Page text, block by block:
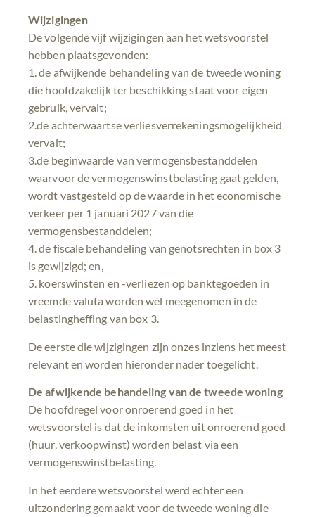
Wijzigingen
De volgende vijf wijzigingen aan het wetsvoorstel
hebben plaatsgevonden:
1. de afwijkende behandeling van de tweede woning
die hoofdzakelijk ter beschikking staat voor eigen
gebruik, vervalt;
2.de achterwaartse verliesverrekeningsmogelijkheid
vervalt;
3.de beginwaarde van vermogensbestanddelen
waarvoor de vermogenswinstbelasting gaat gelden,
wordt vastgesteld op de waarde in het economische
verkeer per 1 januari 2027 van die
vermogensbestanddelen;
4. de fiscale behandeling van genotsrechten in box 3
is gewijzigd; en,
5. koerswinsten en -verliezen op banktegoeden in
vreemde valuta worden wél meegenomen in de
belastingheffing van box 3.
De eerste die wijzigingen zijn onzes inziens het meest
relevant en worden hieronder nader toegelicht.
De afwijkende behandeling van de tweede woning
De hoofdregel voor onroerend goed in het
wetsvoorstel is dat de inkomsten uit onroerend goed
(huur, verkoopwinst) worden belast via een
vermogenswinstbelasting.
In het eerdere wetsvoorstel werd echter een
uitzondering gemaakt voor de tweede woning die